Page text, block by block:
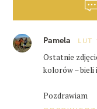
o
Pamela LUT
Ostatnie
kolorów – bieli
Pozdrawiam